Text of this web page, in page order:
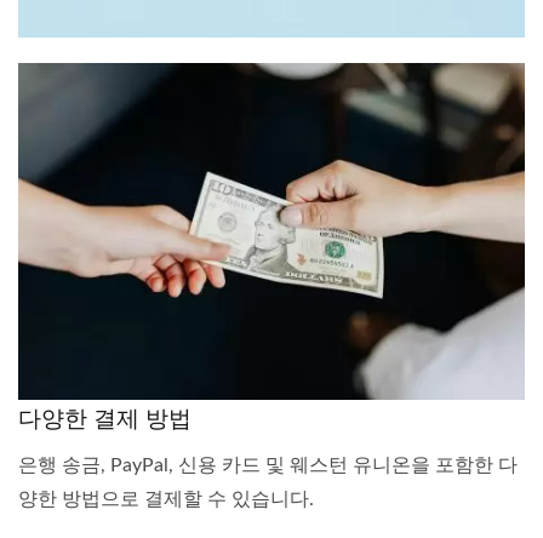
다양한 결제 방법
은행 송금, PayPal, 신용 카드 및 웨스턴 유니온을 포함한 다
양한 방법으로 결제할 수 있습니다.